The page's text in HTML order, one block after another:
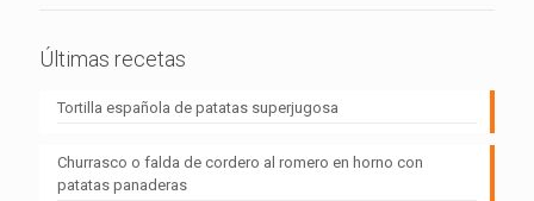
Últimas recetas
Tortilla española de patatas superjugosa
Churrasco o falda de cordero al romero en horno con
patatas panaderas